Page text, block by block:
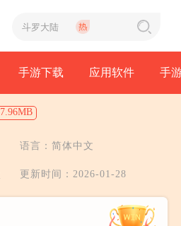
手游下载 应用软件 手
语言：简体中文
更新时间：2026-01-28